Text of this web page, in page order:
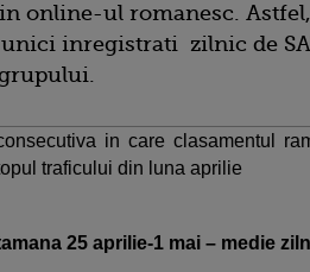
online-ul romanesc.
inregistrati zilnic de
in care clasamentul
traficului din luna aprilie
25 aprilie-1 mai – medie